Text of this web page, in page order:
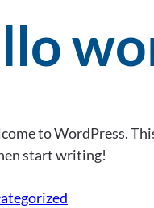
to WordPress.
start writing!